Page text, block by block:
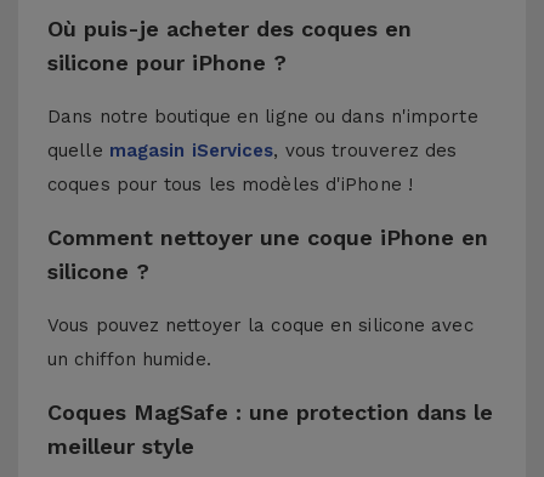
Où puis-je acheter des coques en
silicone pour iPhone ?
Dans notre boutique en ligne ou dans n'importe
quelle magasin iServices, vous trouverez des
coques pour tous les modèles d'iPhone !
Comment nettoyer une coque iPhone en
silicone ?
Vous pouvez nettoyer la coque en silicone avec
un chiffon humide.
Coques MagSafe : une protection dans le
meilleur style